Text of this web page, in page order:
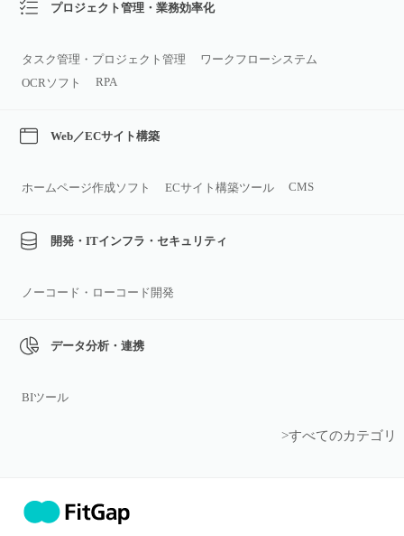
プロジェクト管理・業務効率化
タスク管理・プロジェクト管理
ワークフローシステム
OCRソフト
RPA
Web／ECサイト構築
ホームページ作成ソフト ECサイト構築ツール CMS
開発・ITインフラ・セキュリティ
ノーコード・ローコード開発
データ分析・連携
BIツール
>すべてのカテゴリ